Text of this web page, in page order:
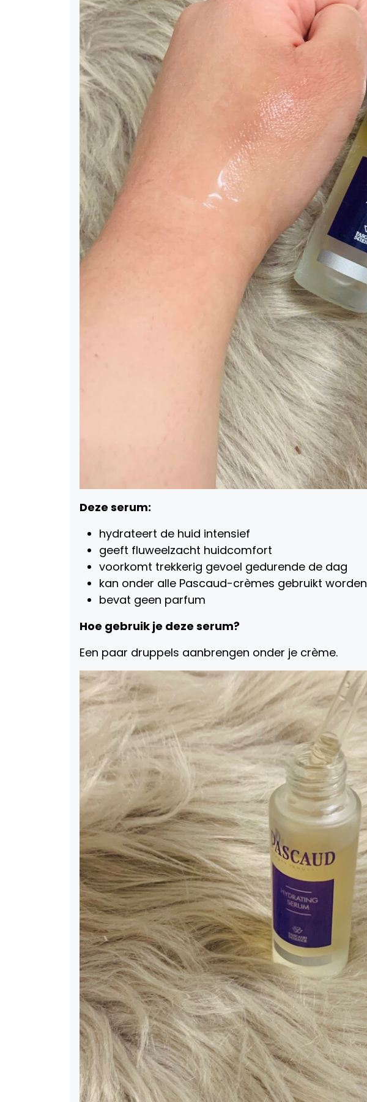
Deze serum:
hydrateert de huid intensief
geeft fluweelzacht huidcomfort
voorkomt trekkerig gevoel gedurende de dag
kan onder alle Pascaud-crèmes gebruikt worden
bevat geen parfum
Hoe gebruik je deze serum?
Een paar druppels aanbrengen onder je crème.